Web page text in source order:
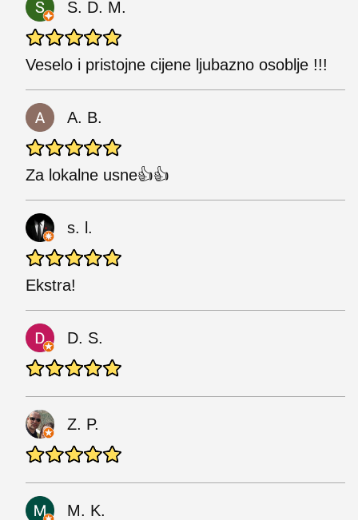
S. D. M.
Veselo i pristojne cijene ljubazno osoblje !!!
A. B.
Za lokalne usne👍👍
s. l.
Ekstra!
D. S.
Z. P.
M. K.